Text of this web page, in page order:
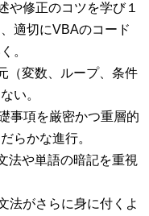
や修正のコツを学び１
適切にVBAのコード
。
（変数、ループ、条件
い。
事項を厳密かつ重層的
らかな進行。
法や単語の暗記を重視
法がさらに身に付くよ